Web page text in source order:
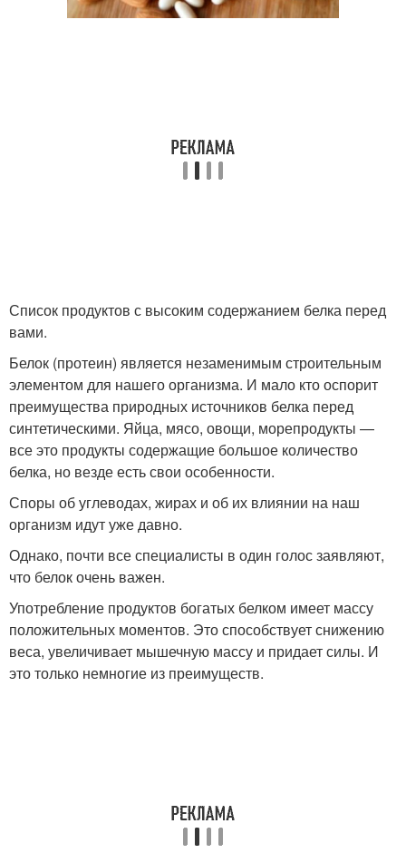
Список продуктов с высоким содержанием белка перед
вами.
Белок (протеин) является незаменимым строительным
элементом для нашего организма. И мало кто оспорит
преимущества природных источников белка перед
синтетическими. Яйца, мясо, овощи, морепродукты —
все это продукты содержащие большое количество
белка, но везде есть свои особенности.
Споры об углеводах, жирах и об их влиянии на наш
организм идут уже давно.
Однако, почти все специалисты в один голос заявляют,
что белок очень важен.
Употребление продуктов богатых белком имеет массу
положительных моментов. Это способствует снижению
веса, увеличивает мышечную массу и придает силы. И
это только немногие из преимуществ.